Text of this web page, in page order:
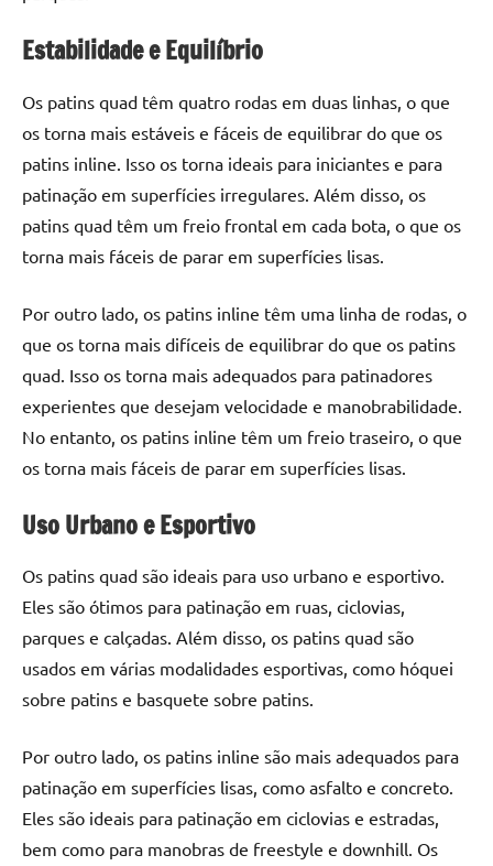
Estabilidade e Equilíbrio
Os patins quad têm quatro rodas em duas linhas, o que
os torna mais estáveis e fáceis de equilibrar do que os
patins inline. Isso os torna ideais para iniciantes e para
patinação em superfícies irregulares. Além disso, os
patins quad têm um freio frontal em cada bota, o que os
torna mais fáceis de parar em superfícies lisas.
Por outro lado, os patins inline têm uma linha de rodas, o
que os torna mais difíceis de equilibrar do que os patins
quad. Isso os torna mais adequados para patinadores
experientes que desejam velocidade e manobrabilidade.
No entanto, os patins inline têm um freio traseiro, o que
os torna mais fáceis de parar em superfícies lisas.
Uso Urbano e Esportivo
Os patins quad são ideais para uso urbano e esportivo.
Eles são ótimos para patinação em ruas, ciclovias,
parques e calçadas. Além disso, os patins quad são
usados em várias modalidades esportivas, como hóquei
sobre patins e basquete sobre patins.
Por outro lado, os patins inline são mais adequados para
patinação em superfícies lisas, como asfalto e concreto.
Eles são ideais para patinação em ciclovias e estradas,
bem como para manobras de freestyle e downhill. Os